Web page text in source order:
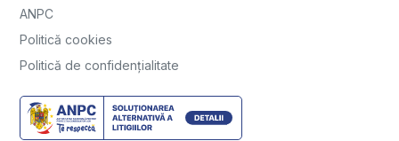
ANPC
Politică cookies
Politică de confidențialitate